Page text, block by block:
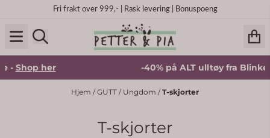
Hopp til innholdFri frakt over 999,- | Rask levering | Bonuspoeng
her -40% på ALT ulltøy fra Blinke - Shop
Hjem /GUTT / Ungdom /T-skjorter
T-skjorter